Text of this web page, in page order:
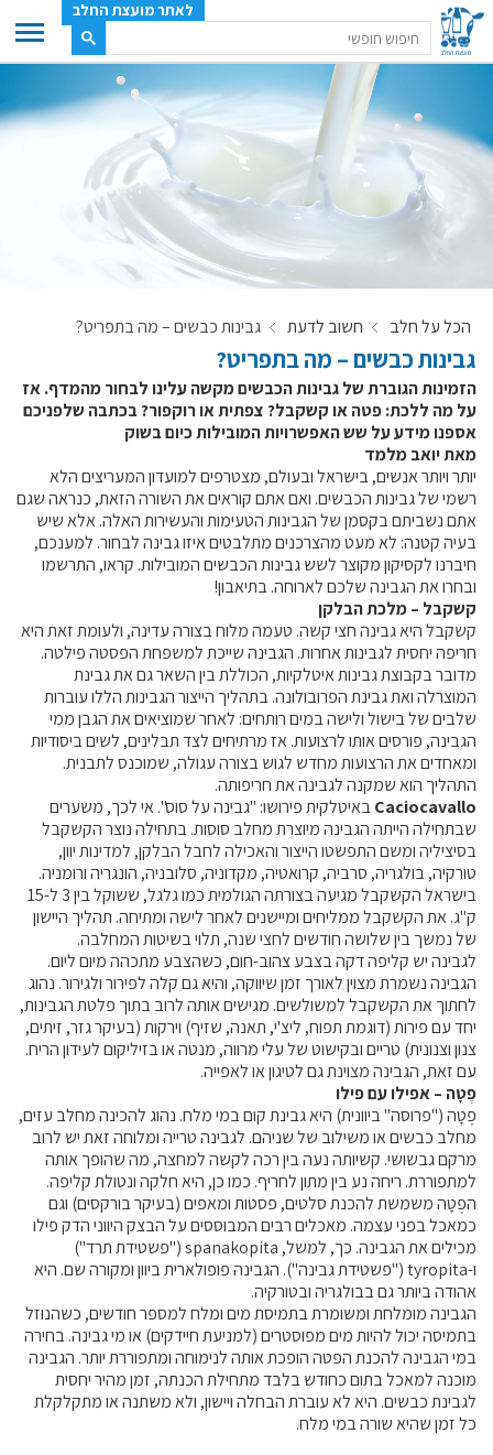
ענף החלב
מועצת החלב
משק החלב
תעשיית החלב
רשימת המחלבות
לאתר יצרני החלב
מחלקות המועצה, עיקרי עיסוקן
מפת הרפתות, הדירים והמחלבות
רשימת טלפונים – מועצת החלב
קול קורא ליצרנים חדשים – בקר / עיזים / כבשים
מכרזים
דרושים
זוכרים
צור קשר
חלב לכל המשפחה
אוכלים בכיף
משקים תיירותיים
פעילויות ומערכים
סיפורי המשקים
שעת סיפור
ראיונות
ערוץ היו-טיוב שלנו
קרנות מחקר
מידע מדעי על תזונה ובריאות
פרסומי מועצת החלב
סקירת מחקרים
חלב ומוצריו
רכיבים תזונתיים
חלב לכל גיל
בריאות העצם
חלב וספורט
מיתוסים נפוצים
אתר מקצועי לאנשי המקצוע
לאתר מועצת החלב
הכל על חלב חשוב לדעת גבינות כבשים – מה בתפריט?
גבינות כבשים – מה בתפריט?
הזמינות הגוברת של גבינות הכבשים מקשה עלינו לבחור מהמדף. אז
על מה ללכת: פטה או קשקבל? צפתית או רוקפור? בכתבה שלפניכם
אספנו מידע על שש האפשרויות המובילות כיום בשוק
מאת יואב מלמד
יותר ויותר אנשים, בישראל ובעולם, מצטרפים למועדון המעריצים הלא
רשמי של גבינות הכבשים. ואם אתם קוראים את השורה הזאת, כנראה שגם
אתם נשביתם בקסמן של הגבינות הטעימות והעשירות האלה. אלא שיש
בעיה קטנה: לא מעט מהצרכנים מתלבטים איזו גבינה לבחור. למענכם,
חיברנו לקסיקון מקוצר לשש גבינות הכבשים המובילות. קראו, התרשמו
ובחרו את הגבינה שלכם לארוחה. בתיאבון!
קשקבל – מלכת הבלקן
קשקבל היא גבינה חצי קשה. טעמה מלוח בצורה עדינה, ולעומת זאת היא
חריפה יחסית לגבינות אחרות. הגבינה שייכת למשפחת הפסטה פילטה.
מדובר בקבוצת גבינות איטלקיות, הכוללת בין השאר גם את גבינת
המוצרלה ואת גבינת הפרובולונה. בתהליך הייצור הגבינות הללו עוברות
שלבים של בישול ולישה במים רותחים: לאחר שמוציאים את הגבן ממי
הגבינה, פורסים אותו לרצועות. אז מרתיחים לצד תבלינים, לשים ביסודיות
ומאחדים את הרצועות מחדש לגוש בצורה עגולה, שמוכנס לתבנית.
התהליך הוא שמקנה לגבינה את חריפותה.
Caciocavalloבאיטלקית פירושו: "גבינה על סוס". אי לכך, משערים
שבתחילה הייתה הגבינה מיוצרת מחלב סוסות. בתחילה נוצר הקשקבל
בסיציליה ומשם התפשטו הייצור והאכילה לחבל הבלקן, למדינות יוון,
טורקיה, בולגריה, סרביה, קרואטיה, מקדוניה, סלובניה, הונגריה ורומניה.
בישראל הקשקבל מגיעה בצורתה הגולמית כמו גלגל, ששוקל בין 3 ל-15
ק"ג. את הקשקבל ממליחים ומיישנים לאחר לישה ומתיחה. תהליך היישון
של נמשך בין שלושה חודשים לחצי שנה, תלוי בשיטות המחלבה.
לגבינה יש קליפה דקה בצבע צהוב-חום, כשהצבע מתכהה מיום ליום.
הגבינה נשמרת מצוין לאורך זמן שיווקה, והיא גם קלה לפירור ולגירור. נהוג
לחתוך את הקשקבל למשולשים. מגישים אותה לרוב בתוך פלטת הגבינות,
יחד עם פירות (דוגמת תפוח, ליצ'י, תאנה, שזיף) וירקות (בעיקר גזר, זיתים,
צנון וצנונית) טריים ובקישוט של עלי מרווה, מנטה או בזיליקום לעידון הריח.
עם זאת, הגבינה מצוינת גם לטיגון או לאפייה.
פֶטָה – אפילו עם פילו
פֶטָה ("פרוסה" ביוונית) היא גבינת קום במי מלח. נהוג להכינה מחלב עזים,
מחלב כבשים או משילוב של שניהם. לגבינה טרייה ומלוחה זאת יש לרוב
מרקם גבשושי. קשיותה נעה בין רכה לקשה למחצה, מה שהופך אותה
למתפוררת. ריחה נע בין מתון לחריף. כמו כן, היא חלקה ונטולת קליפה.
הפֶטָה משמשת להכנת סלטים, פסטות ומאפים (בעיקר בורקסים) וגם
כמאכל בפני עצמה. מאכלים רבים המבוססים על הבצק היווני הדק פילו
מכילים את הגבינה. כך, למשל, spanakopita("פשטידת תרד")
ו-tyropita("פשטידת גבינה"). הגבינה פופולארית ביוון ומקורה שם. היא
אהודה ביותר גם בבולגריה ובטורקיה.
הגבינה מומלחת ומשומרת בתמיסת מים ומלח למספר חודשים, כשהנוזל
בתמיסה יכול להיות מים מפוסטרים (למניעת חיידקים) או מי גבינה. בחירה
במי הגבינה להכנת הפטה הופכת אותה לנימוחה ומתפוררת יותר. הגבינה
מוכנה למאכל בתום כחודש בלבד מתחילת הכנתה, זמן מהיר יחסית
לגבינת כבשים. היא לא עוברת הבחלה ויישון, ולא משתנה או מתקלקלת
כל זמן שהיא שורה במי מלח.